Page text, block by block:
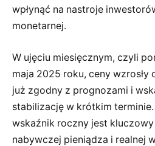
wpłynąć na nastroje
monetarnej.
W ujęciu miesięcznym, czyli
maja 2025 roku, ceny wzrosły
już zgodny z prognozami i
stabilizację w krótkim terminie.
wskaźnik roczny jest kluczowy
nabywczej pieniądza i realnej